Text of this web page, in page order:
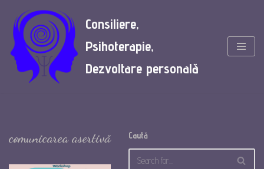
Skip
to
content
Consiliere,
Psihoterapie,
Dezvoltare personală
comunicarea asertivă Caută